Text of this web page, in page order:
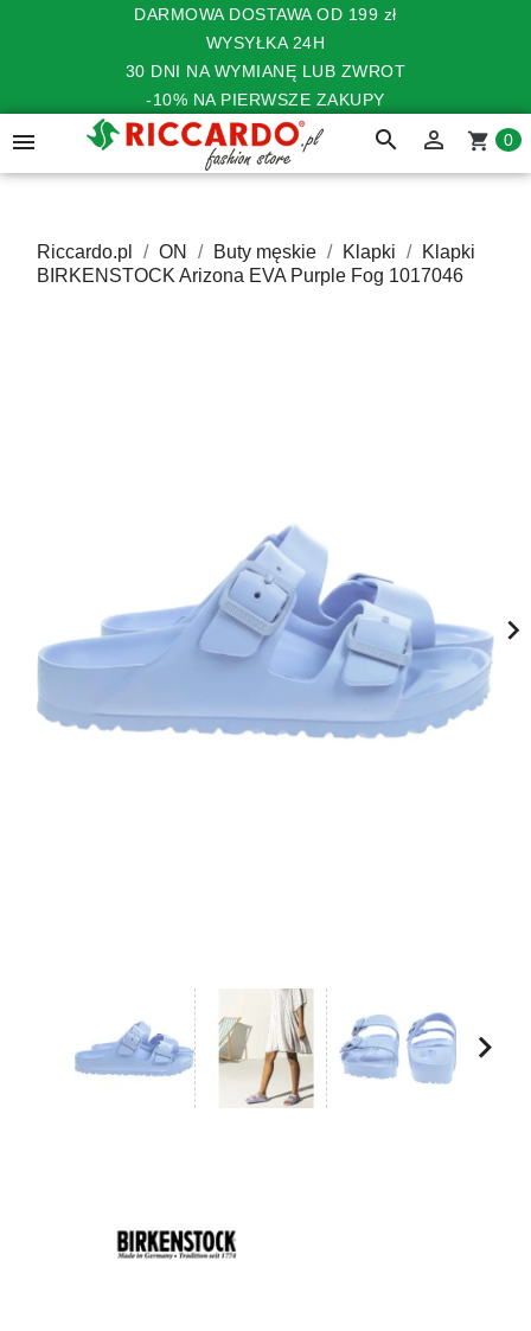
DARMOWA DOSTAWA OD 199 zł
WYSYŁKA 24H
30 DNI NA WYMIANĘ LUB ZWROT
-10% NA PIERWSZE ZAKUPY
 search  shopping_cart 0
Riccardo.pl ON Buty męskie Klapki
Klapki
BIRKENSTOCK Arizona EVA Purple Fog 1017046
